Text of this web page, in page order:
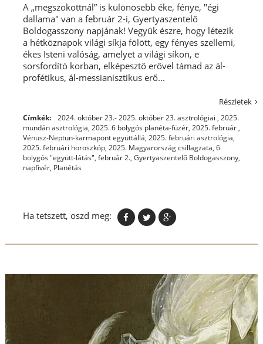
A „megszokottnál” is különösebb éke, fénye, "égi
dallama" van a február 2-i, Gyertyaszentelő
Boldogasszony napjának! Vegyük észre, hogy létezik
a hétköznapok világi síkja fölött, egy fényes szellemi,
ékes Isteni valóság, amelyet a világi síkon, e
sorsfordító korban, elképesztő erővel támad az ál-
profétikus, ál-messianisztikus erő...
Részletek
Címkék: 2024. október 23.- 2025. október 23. asztrológiai , 2025.
mundán asztrológia, 2025. 6 bolygós planéta-füzér, 2025. február ,
Vénusz-Neptun-karmapont együttállá, 2025. februári asztrológia,
2025. februári horoszkóp, 2025. Magyarország csillagzata, 6
bolygós "együtt-látás", február 2., Gyertyaszentelő Boldogasszony,
napfivér, Planétás
Ha tetszett, oszd meg: